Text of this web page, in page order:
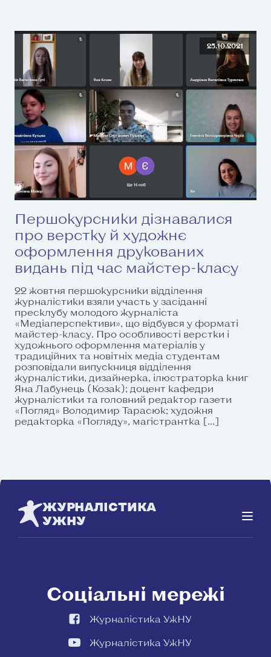
25.10.2021
Першокурсники дізнавалися
про верстку й художнє
оформлення друкованих
видань під час майстер-класу
22 жовтня першокурсники відділення
журналістики взяли участь у засіданні
пресклубу молодого журналіста
«Медіаперспективи», що відбувся у форматі
майстер-класу. Про особливості верстки і
художнього оформлення матеріалів у
традиційних та новітніх медіа студентам
розповідали випускниця відділення
журналістики, дизайнерка, ілюстраторка книг
Яна Лабунець (Козак); доцент кафедри
журналістики та головний редактор газети
«Погляд» Володимир Тарасюк; художня
редакторка «Погляду», магістрантка […]
ЖУРНАЛІСТИКА
УЖНУ
Соціальні мережі
Журналістика УжНУ
Журналістика УжНУ